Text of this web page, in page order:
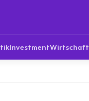
InvestmentWirtschaft